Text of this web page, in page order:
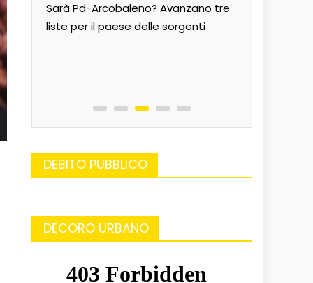
Sarà Pd-Arcobaleno? Avanzano tre
liste per il paese delle sorgenti
DEBITO PUBBLICO
DECORO URBANO